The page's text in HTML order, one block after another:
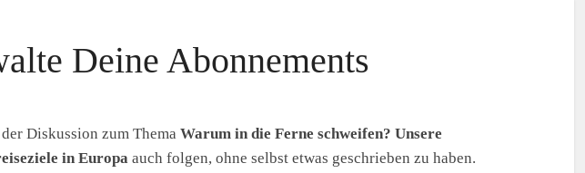
Deine Abonnements
Diskussion zum Thema Warum in die Ferne schweifen? Unsere
in Europa auch folgen, ohne selbst etwas geschrieben zu haben.